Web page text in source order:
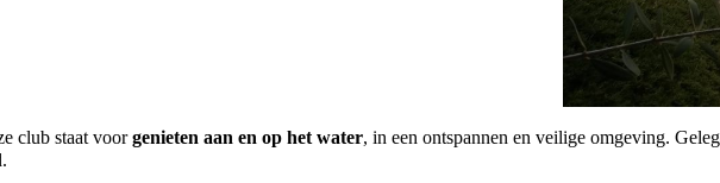
club staat voorgenieten aan en op het water, in een ontspannen en veilige omgeving.